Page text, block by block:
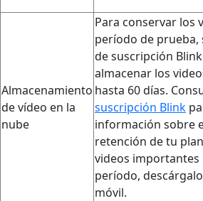
Almacenamiento
de vídeo en la
nube
Para conservar los
período de prueba,
de suscripción
almacenar los
hasta 60 días.
suscripción Blink
información sobre
retención de tu
videos importantes
período,
móvil.